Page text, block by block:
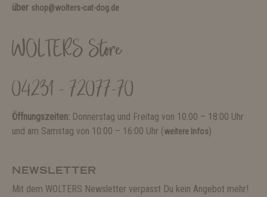
über shop@wolters-cat-dog.de
WOLTERS Store
04231 - 72077-70
Öffnungszeiten: Donnerstag und Freitag von 10:00 – 18:00 Uhr
und am Samstag von 10:00 – 16:00 Uhr (weitere Infos)
NEWSLETTER
Mit dem WOLTERS Newsletter verpasst Du kein Angebot mehr!